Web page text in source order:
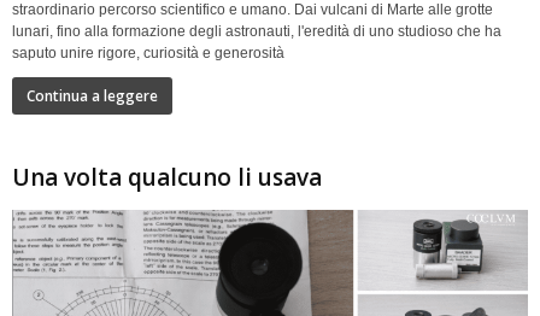
straordinario percorso scientifico e umano. Dai vulcani di Marte alle grotte
lunari, fino alla formazione degli astronauti, l'eredità di uno studioso che ha
saputo unire rigore, curiosità e generosità
Continua a leggere
Una volta qualcuno li usava